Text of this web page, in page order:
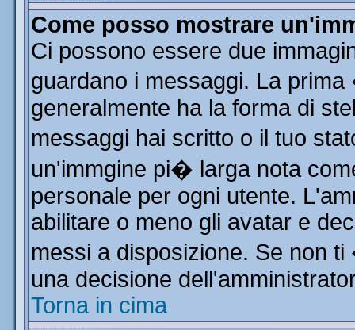
Come posso mostrare
Ci possono essere due
guardano i messaggi. La
generalmente ha la forma di
messaggi hai scritto o il tuo
un'immgine pi� larga nota
personale per ogni utente.
abilitare o meno gli avatar e
messi a disposizione. Se non
una decisione
Torna in cima